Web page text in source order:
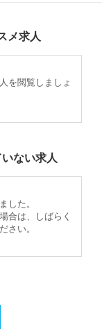
メ求人
を閲覧しましょ
ない求人
した。
合は、しばらく
さい。